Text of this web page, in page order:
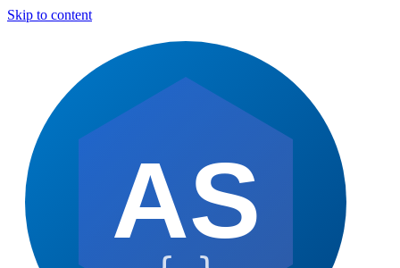
Skip to content